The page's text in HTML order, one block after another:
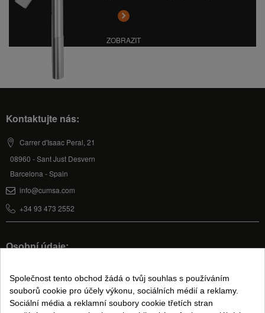
ZOBRAZIT
Kontaktujte nás:
Carrer d'Isaac Peral, 21
08960 - Sant Just Desvern
Barcelona - Spain
info@cumsa.com
+34 93 473 2552
Osobní údaje:
Právní informace:
Společnost tento obchod žádá o tvůj souhlas s používáním
souborů cookie pro účely výkonu, sociálních médií a reklamy.
Sociální média a reklamní soubory cookie třetích stran